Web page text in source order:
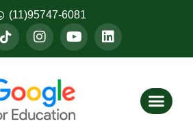
(11)95747-6081